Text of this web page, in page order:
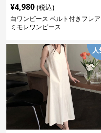
¥4,980 (税込)
白ワンピース ベルト付きフレア
ミモレワンピース